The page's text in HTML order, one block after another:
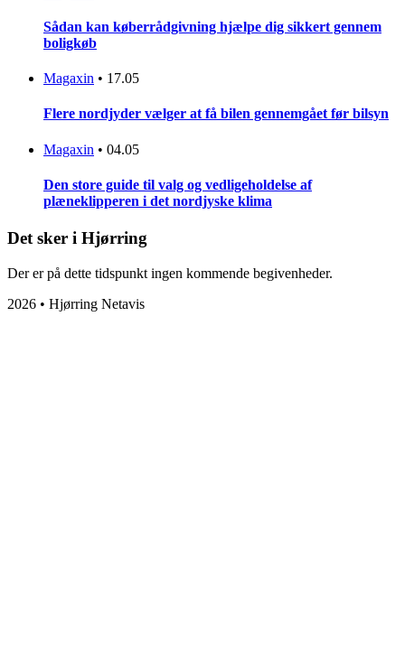
Sådan kan køberrådgivning hjælpe dig sikkert gennem
boligkøb
Magaxin • 17.05
Flere nordjyder vælger at få bilen gennemgået før bilsyn
Magaxin • 04.05
Den store guide til valg og vedligeholdelse af
plæneklipperen i det nordjyske klima
Det sker i Hjørring
Der er på dette tidspunkt ingen kommende begivenheder.
2026 • Hjørring Netavis